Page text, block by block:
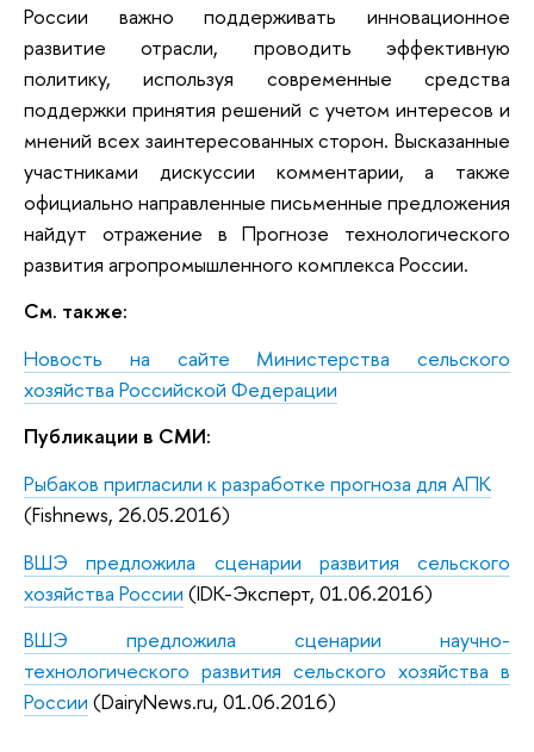
России важно поддерживать инновационное
развитие отрасли, проводить эффективную
политику, используя современные средства
поддержки принятия решений с учетом интересов и
мнений всех заинтересованных сторон. Высказанные
участниками дискуссии комментарии, а также
официально направленные письменные предложения
найдут отражение в Прогнозе технологического
развития агропромышленного комплекса России.
См. также:
Новость на сайте Министерства сельского
хозяйства Российской Федерации
Публикации в СМИ:
Рыбаков пригласили к разработке прогноза для АПК
(Fishnews, 26.05.2016)
ВШЭ предложила сценарии развития сельского
хозяйства России (IDK-Эксперт, 01.06.2016)
ВШЭ предложила сценарии научно-
технологического развития сельского хозяйства в
России (DairyNews.ru, 01.06.2016)